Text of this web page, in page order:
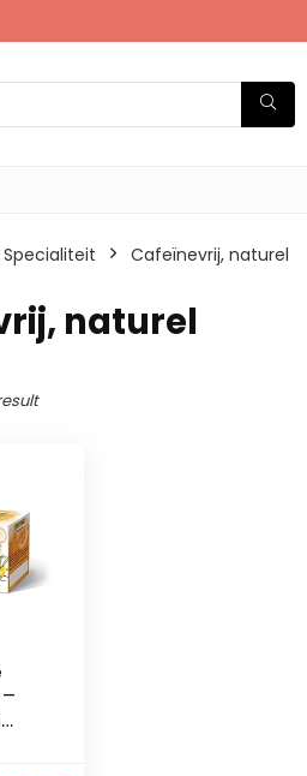
‎Cafeïnevrij, naturel
naturel